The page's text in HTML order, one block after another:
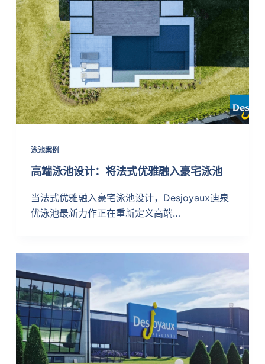
泳池案例
高端泳池设计：将法式优雅融入豪宅泳池
当法式优雅融入豪宅泳池设计，Desjoyaux迪泉
优泳池最新力作正在重新定义高端…